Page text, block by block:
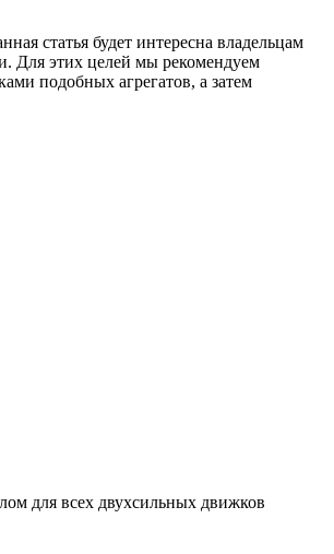
статья будет интересна владельцам
Для этих целей мы рекомендуем
подобных агрегатов, а затем
для всех двухсильных движков